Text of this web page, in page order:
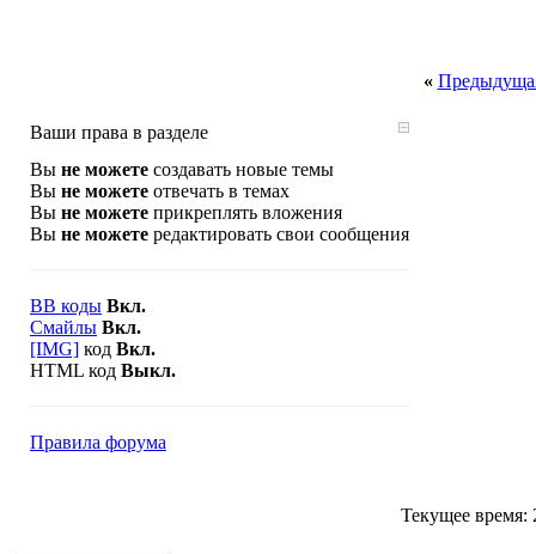
«
Ваши права в разделе
Вы не можете создавать новые темы
Вы не можете отвечать в темах
Вы не можете прикреплять вложения
Вы не можете редактировать свои сообщения
BB коды Вкл.
Смайлы Вкл.
[IMG] код Вкл.
HTML код Выкл.
Правила форума
Текущее время: